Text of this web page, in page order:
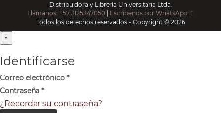
Distribuidora y Librería Universitaria Ltda.
Llámanos: +57 3125347050 | Escríbenos por WhatsApp:
Todos los derechos reservados - Copyright © 2026
×
Identificarse
Correo electrónico *
Contraseña *
¿Recordar su contraseña?